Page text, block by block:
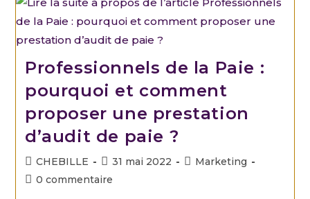
Professionnels de la Paie :
pourquoi et comment
proposer une prestation
d’audit de paie ?
CHEBILLE 31 mai 2022
Marketing
0 commentaire